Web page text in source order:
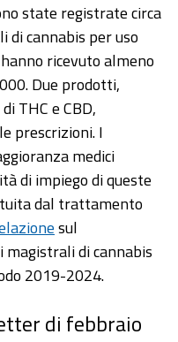
state registrate circa
di cannabis per uso
ricevuto almeno
Due prodotti,
THC e CBD,
prescrizioni. I
medici
di impiego di queste
dal trattamento
sul
di cannabis
2019-2024.
di febbraio